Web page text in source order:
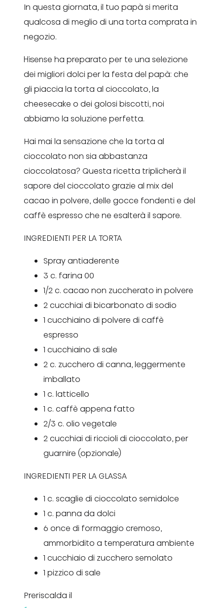
In questa giornata, il tuo papà si merita
qualcosa di meglio di una torta comprata in
negozio.
Hisense ha preparato per te una selezione
dei migliori dolci per la festa del papà: che
gli piaccia la torta al cioccolato, la
cheesecake o dei golosi biscotti, noi
abbiamo la soluzione perfetta.
Hai mai la sensazione che la torta al
cioccolato non sia abbastanza
cioccolatosa? Questa ricetta triplicherà il
sapore del cioccolato grazie al mix del
cacao in polvere, delle gocce fondenti e del
caffè espresso che ne esalterà il sapore.
INGREDIENTI PER LA TORTA
Spray antiaderente
3 c. farina 00
1/2 c. cacao non zuccherato in polvere
2 cucchiai di bicarbonato di sodio
1 cucchiaino di polvere di caffè
espresso
1 cucchiaino di sale
2 c. zucchero di canna, leggermente
imballato
1 c. latticello
1 c. caffè appena fatto
2/3 c. olio vegetale
2 cucchiai di riccioli di cioccolato, per
guarnire (opzionale)
INGREDIENTI PER LA GLASSA
1 c. scaglie di cioccolato semidolce
1 c. panna da dolci
6 once di formaggio cremoso,
ammorbidito a temperatura ambiente
1 cucchiaio di zucchero semolato
1 pizzico di sale
Preriscalda il